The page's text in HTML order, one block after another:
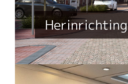
Herinrichting